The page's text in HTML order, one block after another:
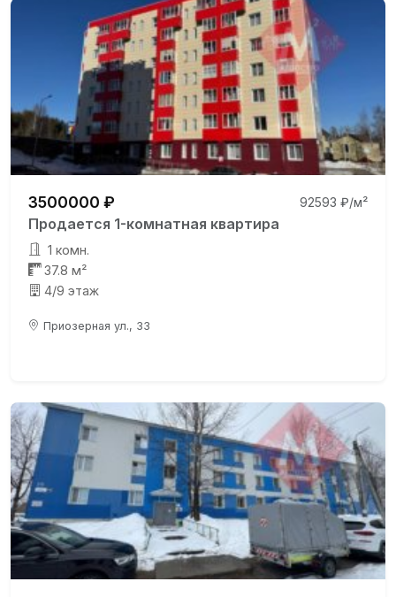
3500000 ₽ 92593 ₽/м²
Продается 1-комнатная квартира
1 комн.
37.8 м²
4/9 этаж
Приозерная ул., 33